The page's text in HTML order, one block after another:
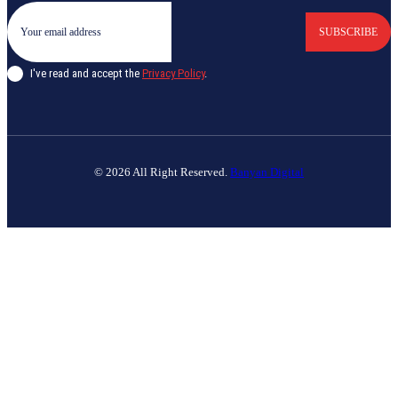
SUBSCRIBE
I've read and accept the Privacy Policy.
© 2026 All Right Reserved. Banyan Digital